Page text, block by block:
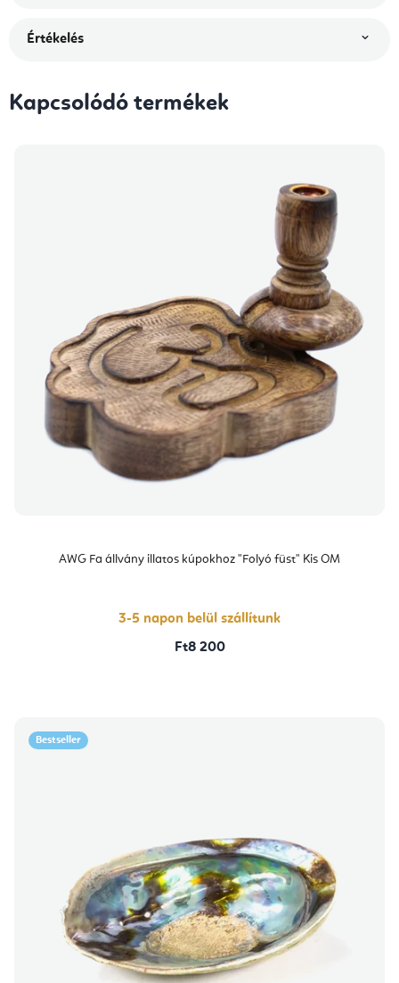
Értékelés
Kapcsolódó termékek
AWG Fa állvány illatos kúpokhoz "Folyó füst" Kis OM
3-5 napon belül szállítunk
Ft8 200
Bestseller